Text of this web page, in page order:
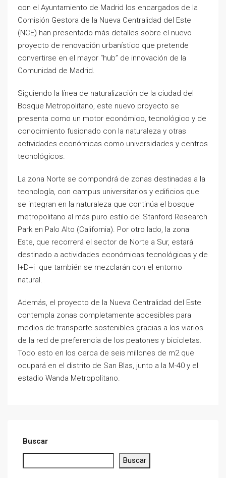
con el Ayuntamiento de Madrid los encargados de la
Comisión Gestora de la Nueva Centralidad del Este
(NCE) han presentado más detalles sobre el nuevo
proyecto de renovación urbanístico que pretende
convertirse en el mayor “hub” de innovación de la
Comunidad de Madrid.
Siguiendo la línea de naturalización de la ciudad del
Bosque Metropolitano, este nuevo proyecto se
presenta como un motor económico, tecnológico y de
conocimiento fusionado con la naturaleza y otras
actividades económicas como universidades y centros
tecnológicos.
La zona Norte se compondrá de zonas destinadas a la
tecnología, con campus universitarios y edificios que
se integran en la naturaleza que continúa el bosque
metropolitano al más puro estilo del Stanford Research
Park en Palo Alto (California). Por otro lado, la zona
Este, que recorrerá el sector de Norte a Sur, estará
destinado a actividades económicas tecnológicas y de
I+D+i que también se mezclarán con el entorno
natural.
Además, el proyecto de la Nueva Centralidad del Este
contempla zonas completamente accesibles para
medios de transporte sostenibles gracias a los viarios
de la red de preferencia de los peatones y bicicletas.
Todo esto en los cerca de seis millones de m2 que
ocupará en el distrito de San Blas, junto a la M-40 y el
estadio Wanda Metropolitano.
Buscar
Buscar